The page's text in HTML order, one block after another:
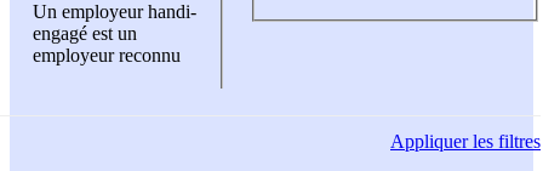
Un employeur handi-
engagé est un
employeur reconnu
Appliquerles filtres